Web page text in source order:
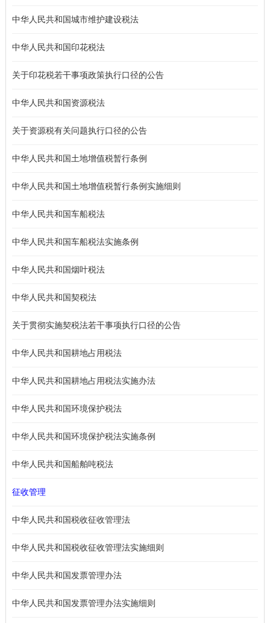
中华人民共和国城市维护建设税法
中华人民共和国印花税法
关于印花税若干事项政策执行口径的公告
中华人民共和国资源税法
关于资源税有关问题执行口径的公告
中华人民共和国土地增值税暂行条例
中华人民共和国土地增值税暂行条例实施细则
中华人民共和国车船税法
中华人民共和国车船税法实施条例
中华人民共和国烟叶税法
中华人民共和国契税法
关于贯彻实施契税法若干事项执行口径的公告
中华人民共和国耕地占用税法
中华人民共和国耕地占用税法实施办法
中华人民共和国环境保护税法
中华人民共和国环境保护税法实施条例
中华人民共和国船舶吨税法
征收管理
中华人民共和国税收征收管理法
中华人民共和国税收征收管理法实施细则
中华人民共和国发票管理办法
中华人民共和国发票管理办法实施细则